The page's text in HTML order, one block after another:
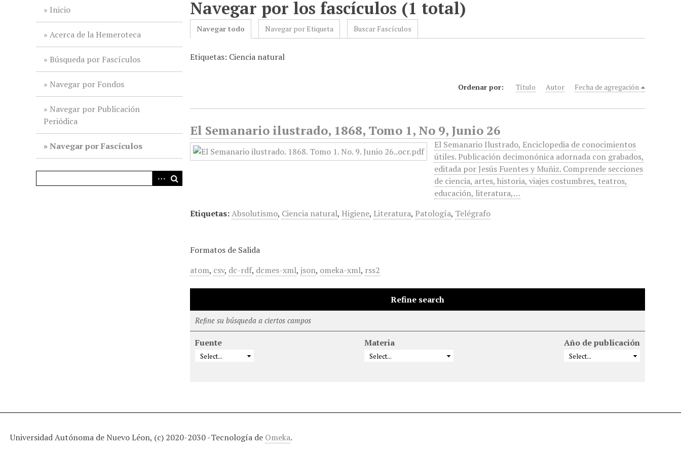
Inicio
Acerca de la Hemeroteca
Búsqueda por Fascículos
Navegar por Fondos
Navegar por Publicación
Periódica
Navegar por Fascículos
Navegar por los fascículos (1 total)
Navegar todo Navegar por Etiqueta Buscar Fascículos
Etiquetas: Ciencia natural
Ordenar por: Título Autor Fecha de agregación
El Semanario ilustrado, 1868, Tomo 1, No 9, Junio 26
El Semanario Ilustrado, Enciclopedia de conocimientos
útiles. Publicación decimonónica adornada con grabados,
editada por Jesús Fuentes y Muñiz. Comprende secciones
de ciencia, artes, historia, viajes costumbres, teatros,
educación, literatura,…
Etiquetas:Absolutismo, Ciencia natural, Higiene, Literatura, Patología, Telégrafo
Formatos de Salida
atom, csv, dc-rdf, dcmes-xml,json, omeka-xml, rss2
Refine search
Refine su búsqueda a ciertos campos
Fuente Materia Año de publicación
Universidad Autónoma de Nuevo Léon, (c) 2020-2030 -Tecnología de Omeka.